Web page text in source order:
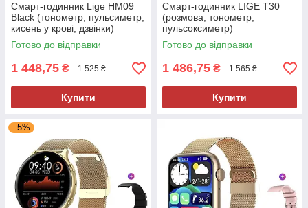
Смарт-годинник Lige HM09
Black (тонометр, пульсиметр,
кисень у крові, дзвінки)
Готово до відправки
1 448,75 ₴ 1 525 ₴
Купити
Смарт-годинник LIGE T30
(розмова, тонометр,
пульсоксиметр)
Готово до відправки
1 486,75 ₴ 1 565 ₴
Купити
–5%